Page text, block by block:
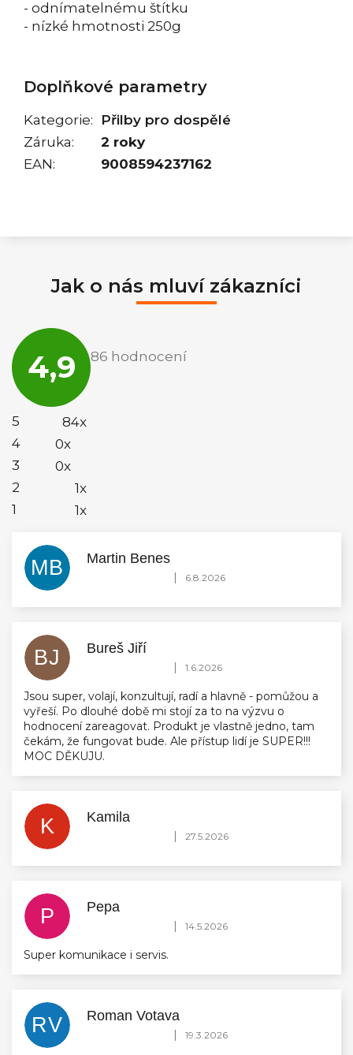
- odnímatelnému štítku
- nízké hmotnosti 250g
Doplňkové parametry
Kategorie:
Přilby pro dospělé
Záruka:
2 roky
EAN: 9008594237162
Jak o nás mluví zákazníci
4,9
obchodu
je
86 hodnocení
5
84x
4
0x
3
0x
2
1x
1
1x
MB Martin Benes
Hodnocení obchodu je 5 z 5 hvězdiček.
| 6.8.2026
BJ Bureš Jiří
Hodnocení obchodu je 5 z 5 hvězdiček.
| 1.6.2026
Jsou super, volají, konzultují, radí a hlavně - pomůžou a
vyřeší. Po dlouhé době mi stojí za to na výzvu o
hodnocení zareagovat. Produkt je vlastně jedno, tam
čekám, že fungovat bude. Ale přístup lidí je SUPER!!!
MOC DĚKUJU.
K Kamila
Hodnocení obchodu je 5 z 5 hvězdiček.
| 27.5.2026
P Pepa
Hodnocení obchodu je 5 z 5 hvězdiček.
| 14.5.2026
Super komunikace i servis.
RV Roman Votava
Hodnocení obchodu je 5 z 5 hvězdiček.
| 19.3.2026